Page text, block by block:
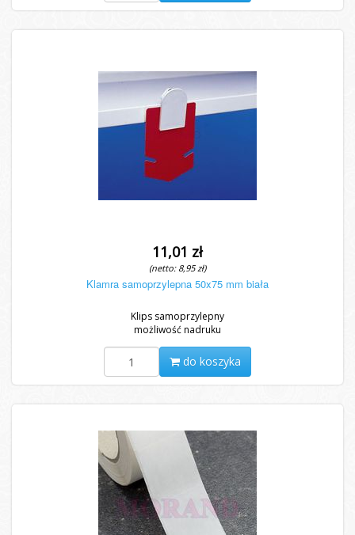
11,01 zł
(netto: 8,95 zł)
Klamra samoprzylepna 50x75 mm biała
Klips samoprzylepny
możliwość nadruku
do koszyka